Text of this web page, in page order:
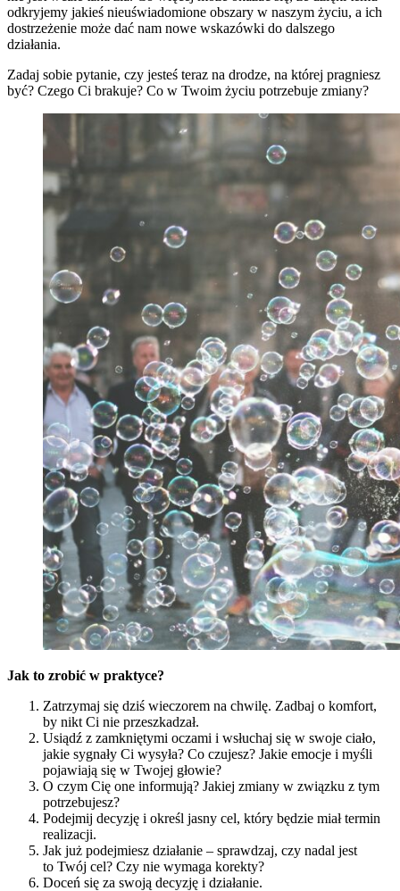
odkryjemy jakieś nieuświadomione obszary w naszym życiu, a ich
dostrzeżenie może dać nam nowe wskazówki do dalszego
działania.
Zadaj sobie pytanie, czy jesteś teraz na drodze, na której pragniesz
być? Czego Ci brakuje? Co w Twoim życiu potrzebuje zmiany?
Jak to zrobić w praktyce?
Zatrzymaj się dziś wieczorem na chwilę. Zadbaj o komfort,
by nikt Ci nie przeszkadzał.
Usiądź z zamkniętymi oczami i wsłuchaj się w swoje ciało,
jakie sygnały Ci wysyła? Co czujesz? Jakie emocje i myśli
pojawiają się w Twojej głowie?
O czym Cię one informują? Jakiej zmiany w związku z tym
potrzebujesz?
Podejmij decyzję i określ jasny cel, który będzie miał termin
realizacji.
Jak już podejmiesz działanie – sprawdzaj, czy nadal jest
to Twój cel? Czy nie wymaga korekty?
Doceń się za swoją decyzję i działanie.